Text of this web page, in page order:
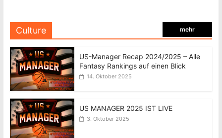
Culture mehr
US-Manager Recap 2024/2025 – Alle
Fantasy Rankings auf einen Blick
14. Oktober 2025
US MANAGER 2025 IST LIVE
3. Oktober 2025